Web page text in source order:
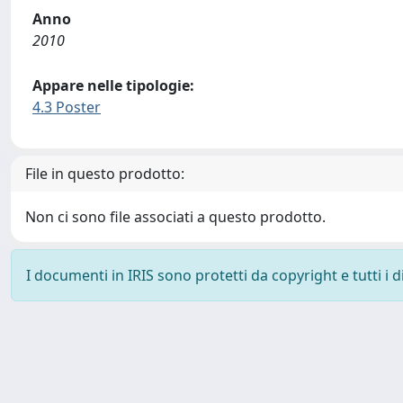
Anno
2010
Appare nelle tipologie:
4.3 Poster
File in questo prodotto:
Non ci sono file associati a questo prodotto.
I documenti in IRIS sono protetti da copyright e tutti i